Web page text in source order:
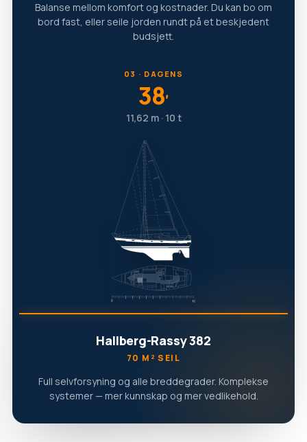
Balanse mellom komfort og kostnader. Du kan bo om
bord fast, eller seile jorden rundt på et beskjedent
budsjett.
03 · DAGENS
38′
11,62 m · 10 t
Hallberg-Rassy 382
70 M² SEIL
Full selvforsyning og alle breddegrader. Komplekse
systemer — mer kunnskap og mer vedlikehold.